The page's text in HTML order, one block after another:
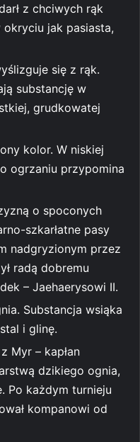
z chciwych rąk
jak pasiasta,
się z rąk.
substancję w
grudkowatej
kolor. W niskiej
ogrzaniu przypomina
o spoconych
szkarłatne pasy
nadgryzionym przez
radą dobremu
– Jaehaerysowi II.
Substancja wsiąka
i glinę.
Myr – kapłan
dzikiego ognia,
Po każdym turnieju
kompanowi od